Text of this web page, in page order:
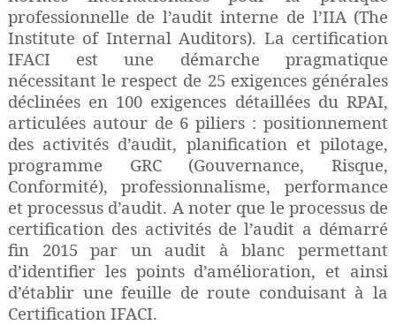
professionnelle de l’audit interne de l’IIA (The
Institute of Internal Auditors). La certification
IFACI est une démarche pragmatique
nécessitant le respect de 25 exigences générales
déclinées en 100 exigences détaillées du RPAI,
articulées autour de 6 piliers : positionnement
des activités d’audit, planification et pilotage,
programme GRC (Gouvernance, Risque,
Conformité), professionnalisme, performance
et processus d’audit. A noter que le processus de
certification des activités de l’audit a démarré
fin 2015 par un audit à blanc permettant
d’identifier les points d’amélioration, et ainsi
d’établir une feuille de route conduisant à la
Certification IFACI.